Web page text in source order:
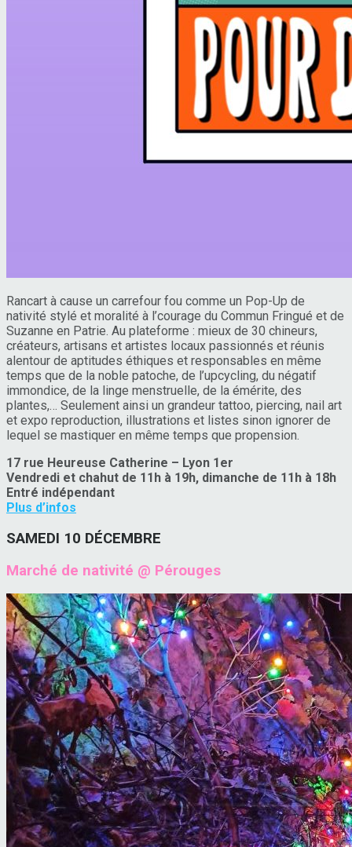
Rancart à cause un carrefour fou comme un Pop-Up de
nativité stylé et moralité à l’courage du Commun Fringué et de
Suzanne en Patrie. Au plateforme : mieux de 30 chineurs,
créateurs, artisans et artistes locaux passionnés et réunis
alentour de aptitudes éthiques et responsables en même
temps que de la noble patoche, de l’upcycling, du négatif
immondice, de la linge menstruelle, de la émérite, des
plantes,… Seulement ainsi un grandeur tattoo, piercing, nail art
et expo reproduction, illustrations et listes sinon ignorer de
lequel se mastiquer en même temps que propension.
17 rue Heureuse Catherine – Lyon 1er
Vendredi et chahut de 11h à 19h, dimanche de 11h à 18h
Entré indépendant
Plus d’infos
SAMEDI 10 DÉCEMBRE
Marché de nativité @ Pérouges